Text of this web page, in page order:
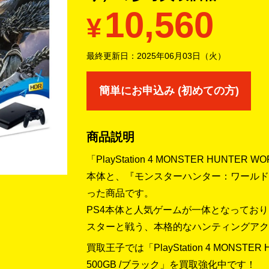
¥10,560
最終更新日： 2025年06月03日（火）
簡単にお申込み (初めての方)
商品説明
「PlayStation 4 MONSTER HUNTER
本体と、『モンスターハンター：ワール
った商品です。
PS4本体と人気ゲームが一体となってお
スターと戦う、本格的なハンティングア
買取王子では「PlayStation 4 MONSTER
500GB /ブラック」を買取強化中です！